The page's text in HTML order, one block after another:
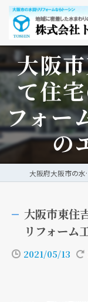
大阪
て住
フォー
の
大阪府大阪
大阪市東住
リフォーム
2021/05/13